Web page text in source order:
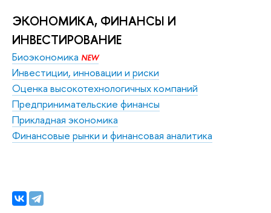
ЭКОНОМИКА, ФИНАНСЫ И
ИНВЕСТИРОВАНИЕ
Биоэкономика NEW
Инвестиции, инновации и риски
Оценка высокотехнологичных компаний
Предпринимательские финансы
Прикладная экономика
Финансовые рынки и финансовая аналитика